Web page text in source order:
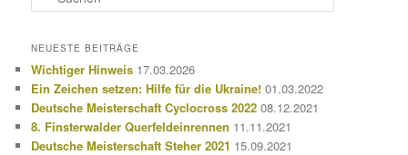
u
h
n
NEUESTE BEITRÄGE
Wichtiger Hinweis 17.03.2026
Ein Zeichen setzen: Hilfe für die Ukraine! 01.03.2022
Deutsche Meisterschaft Cyclocross 2022 08.12.2021
8. Finsterwalder Querfeldeinrennen 11.11.2021
Deutsche Meisterschaft Steher 2021 15.09.2021